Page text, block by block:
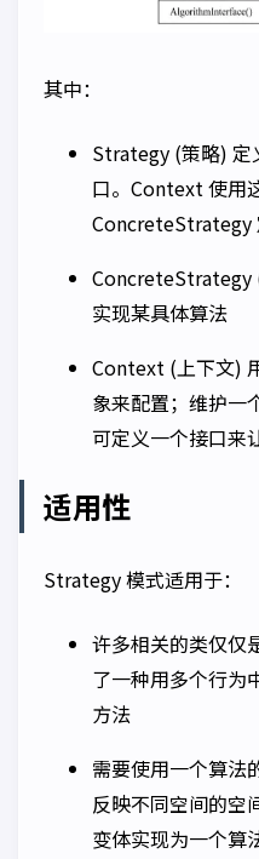
其中：
Strategy (策略) 定
口。Context 使用
ConcreteStrategy
ConcreteStrategy
实现某具体算法
Context (上下文)
象来配置；维护一
可定义一个接口来
适用性
Strategy 模式适用于：
许多相关的类仅
了一种用多个行为
方法
需要使用一个算法
反映不同空间的空
变体实现为一个算